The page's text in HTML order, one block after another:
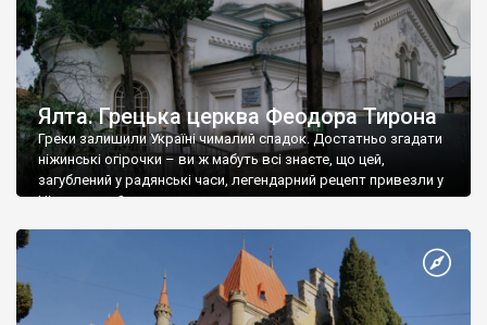
Ялта. Грецька церква Феодора Тирона
Греки залишили Україні чималий спадок. Достатньо згадати
ніжинські огірочки – ви ж мабуть всі знаєте, що цей,
загублений у радянські часи, легендарний рецепт привезли у
Ніжин греки?